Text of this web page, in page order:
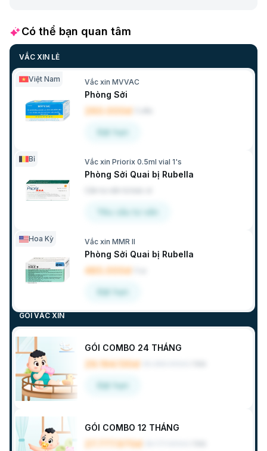
Có thể bạn quan tâm
VẮC XIN LẺ
Việt Nam Vắc xin MVVAC
Phòng Sởi
260.000đ
Đặt hẹn
Bỉ Vắc xin Priorix 0.5ml vial 1's
Phòng Sởi Quai bị Rubella
Hoa Kỳ Vắc xin MMR II
Phòng Sởi Quai bị Rubella
485.000đ
Đặt hẹn
GÓI VẮC XIN
GÓI COMBO 24 THÁNG
29.194.130đ
Đặt hẹn
GÓI COMBO 12 THÁNG
27.777.970đ